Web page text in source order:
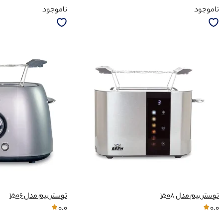
ناموجود
ناموجود
توستر بیم مدل 1508
0.0
توستر بیم مدل 1506
0.0